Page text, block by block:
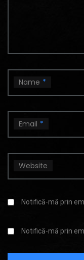
Name *
Email *
Website
Notifică-mă prin
Notifică-mă prin